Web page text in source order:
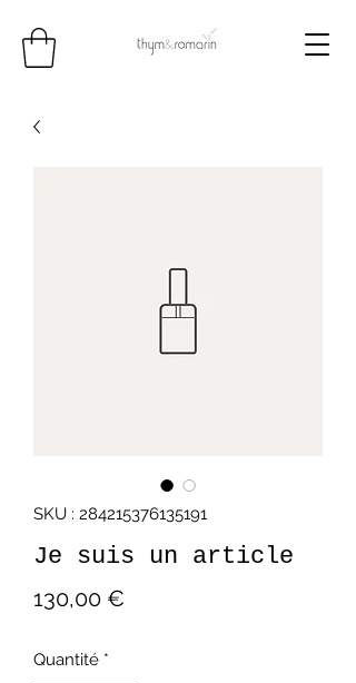
SKU : 284215376135191
Je suis un article
130,00 €
Quantité *